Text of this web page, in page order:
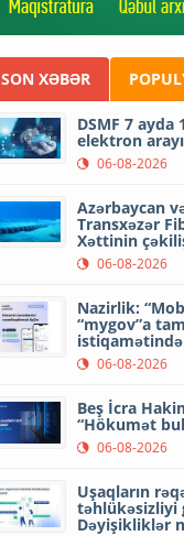
SON XƏBƏR
DSMF 7 ayda
elektron
06-08-2026
Azərbaycan
Transxəzər
Xəttinin
06-08-2026
Nazirlik:
“mygov”a
06-08-2026
Beş İcra
“Hökumət
06-08-2026
Uşaqların
təhlükəsizliyi
Dəyişikliklər